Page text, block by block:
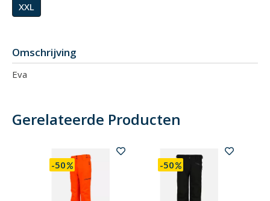
XXL
Omschrijving
Eva
Gerelateerde Producten
-50 -50